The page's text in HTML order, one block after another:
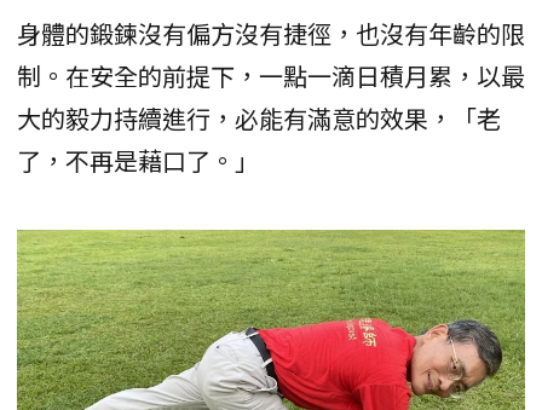
身體的鍛鍊沒有偏方沒有捷徑，也沒有年齡的限
制。在安全的前提下，一點一滴日積月累，以最
大的毅力持續進行，必能有滿意的效果，「老
了，不再是藉口了。」